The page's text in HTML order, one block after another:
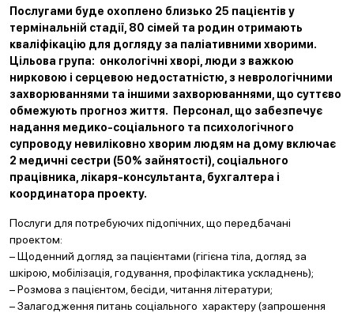
Послугами буде охоплено близько 25 пацієнтів у
термінальній стадії, 80 сімей та родин отримають
кваліфікацію для догляду за паліативними хворими.
Цільова група: онкологічні хворі, люди з важкою
нирковою і серцевою недостатністю, з неврологічними
захворюваннями та іншими захворюваннями, що суттєво
обмежують прогноз життя. Персонал, що забезпечує
надання медико-соціального та психологічного
супроводу невиліковно хворим людям на дому включає
2 медичні сестри (50% зайнятості), соціального
працівника, лікаря-консультанта, бухгалтера і
координатора проекту.
Послуги для потребуючих підопічних, що передбачані
проектом:
– Щоденний догляд за пацієнтами (гігієна тіла, догляд за
шкірою, мобілізація, годування, профілактика ускладнень);
– Розмова з пацієнтом, бесіди, читання літератури;
– Залагодження питань соціального характеру (запрошення